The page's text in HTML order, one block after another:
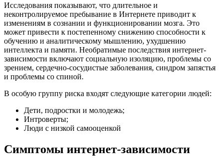
Исследования показывают, что длительное и
неконтролируемое пребывание в Интернете приводит к
изменениям в сознании и функционировании мозга. Это
может привести к постепенному снижению способности к
обучению и аналитическому мышлению, ухудшению
интеллекта и памяти. Необратимые последствия интернет-
зависимости включают социальную изоляцию, проблемы со
зрением, сердечно-сосудистые заболевания, синдром запястья
и проблемы со спиной.
В особую группу риска входят следующие категории людей:
Дети, подростки и молодежь;
Интроверты;
Люди с низкой самооценкой
Симптомы интернет-зависимости